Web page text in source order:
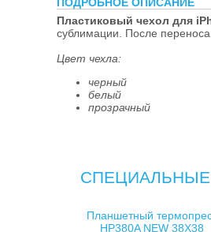
Пластиковый чехол для
сублимации. После
Цвет чехла:
черный
белый
прозрачный
Планшетный
HP380A NEW 38X38